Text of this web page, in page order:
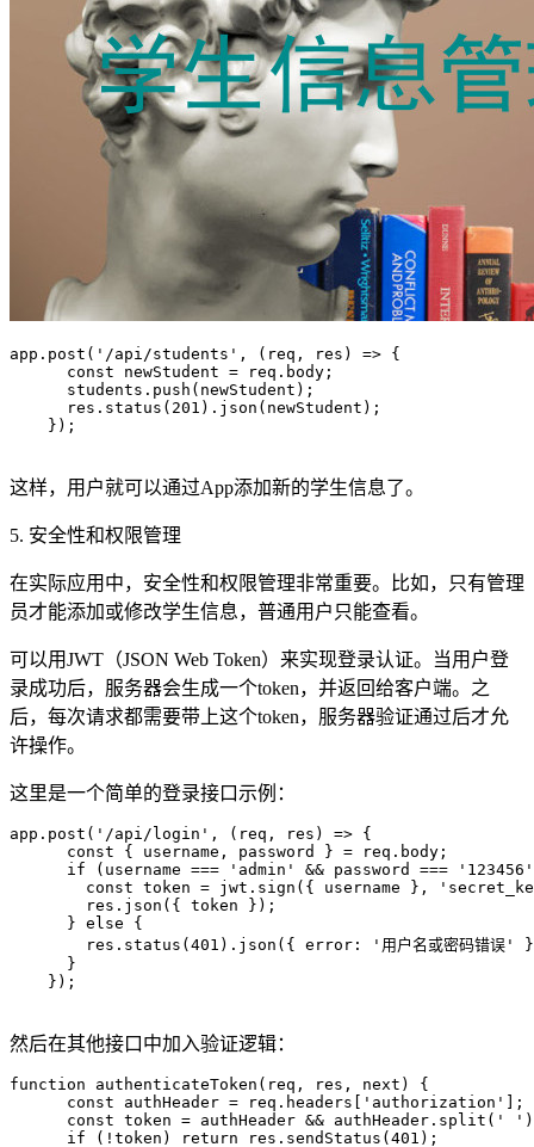
app.post('/api/students', (req, res) => {
      const newStudent = req.body;
      students.push(newStudent);
      res.status(201).json(newStudent);
    });
这样，用户就可以通过App添加新的学生信息了。
5. 安全性和权限管理
在实际应用中，安全性和权限管理非常重要。比如，只有管理
员才能添加或修改学生信息，普通用户只能查看。
可以用JWT（JSON Web Token）来实现登录认证。当用户登
录成功后，服务器会生成一个token，并返回给客户端。之
后，每次请求都需要带上这个token，服务器验证通过后才允
许操作。
这里是一个简单的登录接口示例：
app.post('/api/login', (req, res) => {
      const { username, password } = req.body;
if (username === 'admin' && password ===
const token = jwt.sign({ username },
        res.json({ token });
      } else {
res.status(401).json({ error: '用户名或密码错误'
      }
    });
然后在其他接口中加入验证逻辑：
function authenticateToken(req, res, next) {
      const authHeader = req.headers['authorization'];
const token = authHeader && authHeader.split('
      if (!token) return res.sendStatus(401);